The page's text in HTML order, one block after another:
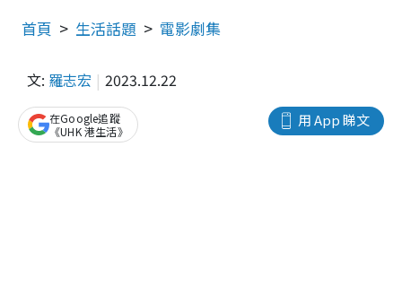
首頁 生活話題 電影劇集
文: 羅志宏 2023.12.22
用 App 睇文
在Google追蹤
《UHK 港生活》